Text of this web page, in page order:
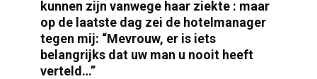
kunnen zijn vanwege haar ziekte : maar
op de laatste dag zei de hotelmanager
tegen mij: “Mevrouw, er is iets
belangrijks dat uw man u nooit heeft
verteld…”